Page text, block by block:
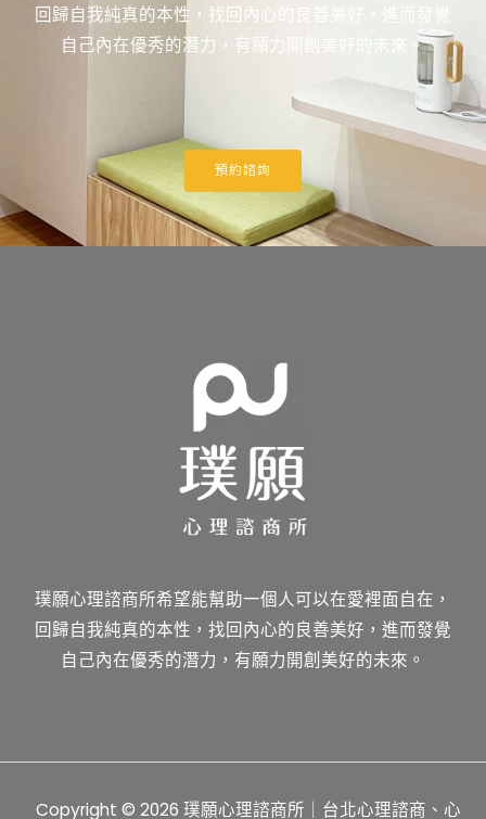
回歸自我純真的本性，找回內心的良善美好，進而發覺
自己內在優秀的潛力，有願力開創美好的未來。
預約諮詢
璞願心理諮商所希望能幫助一個人可以在愛裡面自在，
回歸自我純真的本性，找回內心的良善美好，進而發覺
自己內在優秀的潛力，有願力開創美好的未來。
Copyright © 2026 璞願心理諮商所｜台北心理諮商、心